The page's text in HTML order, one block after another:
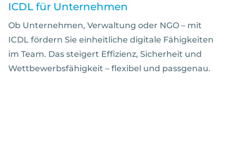
ICDL für Unternehmen
Ob Unternehmen, Verwaltung oder NGO – mit
ICDL fördern Sie einheitliche digitale Fähigkeiten
im Team. Das steigert Effizienz, Sicherheit und
Wettbewerbsfähigkeit – flexibel und passgenau.